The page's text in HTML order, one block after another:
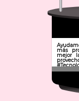
más
mejor